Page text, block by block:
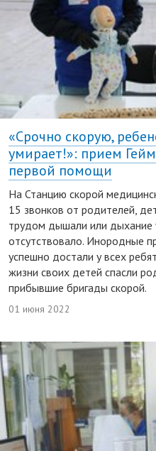
«Срочно скорую,
умирает!»: прием
первой помощи
На Станцию скорой
15 звонков от родителей,
трудом дышали или дыхание
отсутствовало. Инородные
успешно достали у всех
жизни своих детей спасли
прибывшие бригады скорой.
01 июня 2022